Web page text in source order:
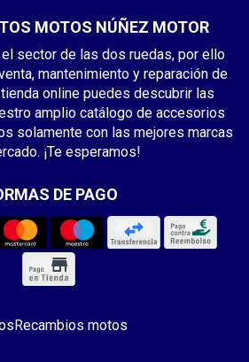
MOTOS NÚÑEZ MOTOR
sector de las dos ruedas, por ello
mantenimiento y reparación de
online puedes descubrir las
amplio catálogo de accesorios
solamente con las mejores marcas
¡Te esperamos!
DE PAGO
Recambios motos